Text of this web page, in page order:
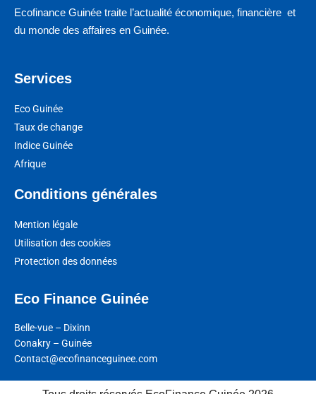
Ecofinance Guinée traite l’actualité économique, financière et
du monde des affaires en Guinée.
Services
Eco Guinée
Taux de change
Indice Guinée
Afrique
Conditions générales
Mention légale
Utilisation des cookies
Protection des données
Eco Finance Guinée
Belle-vue – Dixinn
Conakry – Guinée
Contact@ecofinanceguinee.com